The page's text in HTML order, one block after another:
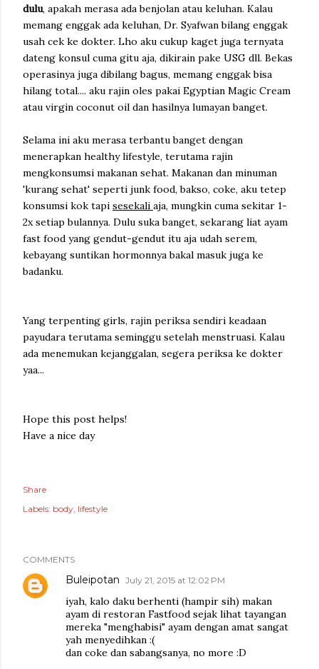
dulu, apakah merasa ada benjolan atau keluhan. Kalau
memang enggak ada keluhan, Dr. Syafwan bilang enggak
usah cek ke dokter. Lho aku cukup kaget juga ternyata
dateng konsul cuma gitu aja, dikirain pake USG dll. Bekas
operasinya juga dibilang bagus, memang enggak bisa
hilang total.... aku rajin oles pakai Egyptian Magic Cream
atau virgin coconut oil dan hasilnya lumayan banget.
Selama ini aku merasa terbantu banget dengan
menerapkan healthy lifestyle, terutama rajin
mengkonsumsi makanan sehat. Makanan dan minuman
'kurang sehat' seperti junk food, bakso, coke, aku tetep
konsumsi kok tapi sesekali aja, mungkin cuma sekitar 1-
2x setiap bulannya. Dulu suka banget, sekarang liat ayam
fast food yang gendut-gendut itu aja udah serem,
kebayang suntikan hormonnya bakal masuk juga ke
badanku.
Yang terpenting girls, rajin periksa sendiri keadaan
payudara terutama seminggu setelah menstruasi. Kalau
ada menemukan kejanggalan, segera periksa ke dokter
yaa...
Hope this post helps!
Have a nice day
Share
Labels: body lifestyle
COMMENTS
Buleipotan July 21, 2015 at 12:02 PM
iyah, kalo daku berhenti (hampir sih) makan
ayam di restoran Fastfood sejak lihat tayangan
mereka "menghabisi" ayam dengan amat sangat
yah menyedihkan :(
dan coke dan sabangsanya, no more :D